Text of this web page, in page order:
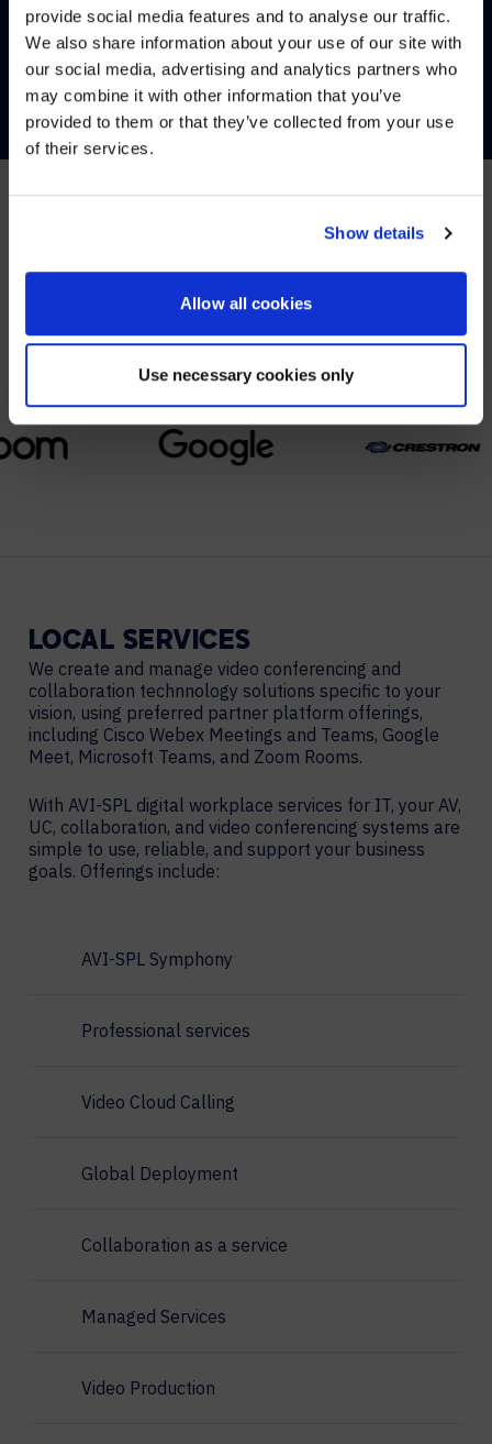
provide social media features and to analyse our traffic.
We also share information about your use of our site with
our social media, advertising and analytics partners who
may combine it with other information that you’ve
provided to them or that they’ve collected from your use
of their services.
Show details
Allow all cookies
Use necessary cookies only
CONTÁCTENOS
Nos asociamos con los principales proveedores de
LOCAL SERVICES
We create and manage video conferencing and
collaboration technnology solutions specific to your
vision, using preferred partner platform offerings,
including Cisco Webex Meetings and Teams, Google
Meet, Microsoft Teams, and Zoom Rooms.
With AVI-SPL digital workplace services for IT, your AV,
UC, collaboration, and video conferencing systems are
simple to use, reliable, and support your business
goals. Offerings include:
AVI-SPL Symphony
Professional services
Video Cloud Calling
Global Deployment
Collaboration as a service
Managed Services
Video Production
WE NOTICED YOU'RE IN USA.
Visit avispl.cominstead?
NO, STAY ON THIS SITE